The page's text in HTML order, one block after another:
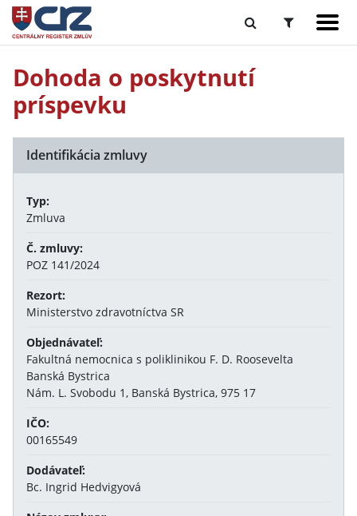
Dohoda o poskytnutí
príspevku
Identifikácia zmluvy
Typ:
Zmluva
Č. zmluvy:
POZ 141/2024
Rezort:
Ministerstvo zdravotníctva SR
Objednávateľ:
Fakultná nemocnica s poliklinikou F. D. Roosevelta
Banská Bystrica
Nám. L. Svobodu 1, Banská Bystrica, 975 17
IČO:
00165549
Dodávateľ:
Bc. Ingrid Hedvigyová